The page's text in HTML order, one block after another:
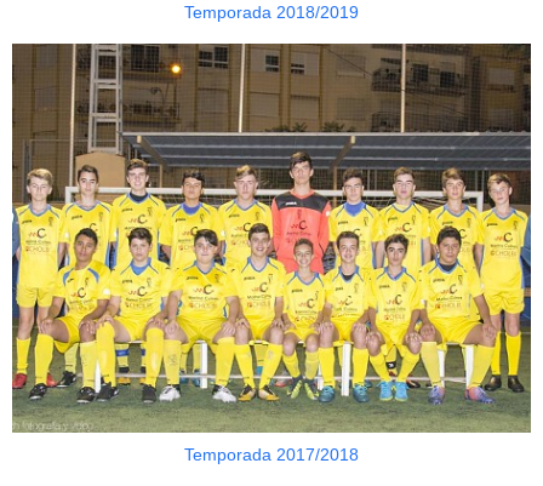
Temporada 2018/2019
Temporada 2017/2018